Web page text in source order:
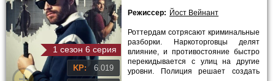
1 сезон 6 серия
KP: 6.019
Режиссер: Йост Вейнант
Роттердам сотрясают криминальные
разборки. Наркоторговцы делят
влияние, и противостояние быстро
перекидывается с улиц на другие
уровни. Полиция решает создать